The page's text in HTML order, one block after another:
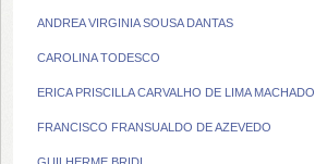
ANDREA VIRGINIA SOUSA DANTAS
CAROLINA TODESCO
ERICA PRISCILLA CARVALHO DE LIMA MACHADO
FRANCISCO FRANSUALDO DE AZEVEDO